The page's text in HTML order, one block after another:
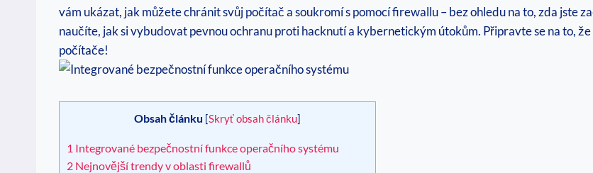
vám ukázat, jak můžete chránit svůj počítač a soukromí s pomocí firewallu – bez ohledu na to, zda jste
naučíte, jak si vybudovat pevnou ochranu proti hacknutí a kybernetickým útokům. Připravte se na to,
počítače!
Obsah článku [Skryť obsah článku]
1 Integrované bezpečnostní funkce operačního systému
2 Nejnovější trendy v oblasti firewallů